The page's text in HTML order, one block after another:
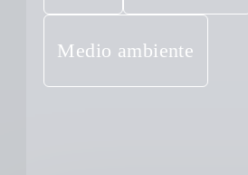
Medio ambiente